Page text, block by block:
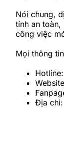
Nói chung,
tính an
công việc
Mọi thông
Địa chỉ: